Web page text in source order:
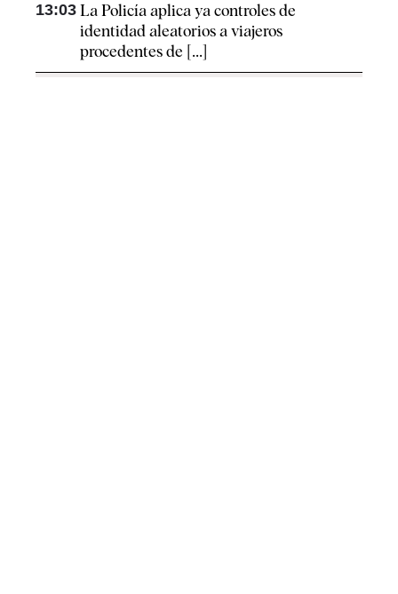
13:03 La Policía aplica ya controles de
identidad aleatorios a viajeros
procedentes de [...]